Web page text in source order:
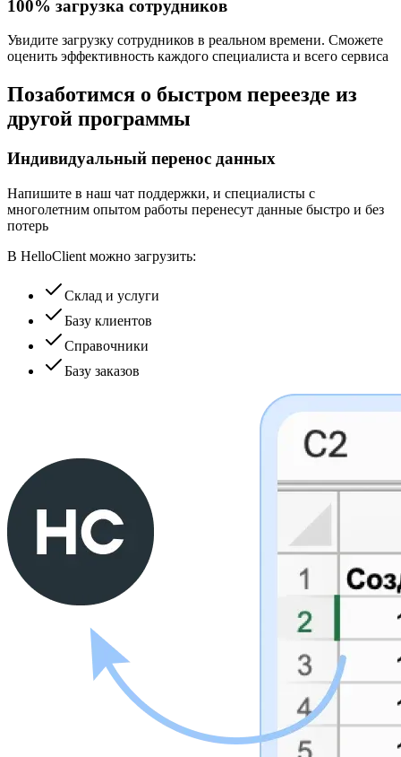
100% загрузка сотрудников
Увидите загрузку сотрудников в реальном времени. Сможете
оценить эффективность каждого специалиста и всего сервиса
Позаботимся о быстром переезде из
другой программы
Индивидуальный перенос данных
Напишите в наш чат поддержки, и специалисты с
многолетним опытом работы перенесут данные быстро и без
потерь
В HelloClient можно загрузить:
Склад и услуги
Базу клиентов
Справочники
Базу заказов